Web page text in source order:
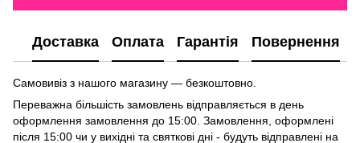
Доставка Оплата Гарантія Повернення
Самовивіз з нашого магазину — безкоштовно.
Переважна більшість замовлень відправляється в день
оформлення замовлення до 15:00. Замовлення, оформлені
після 15:00 чи у вихідні та святкові дні - будуть відправлені на